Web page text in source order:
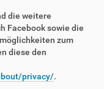
die weitere
Facebook sowie die
zum
diese den
privacy/.